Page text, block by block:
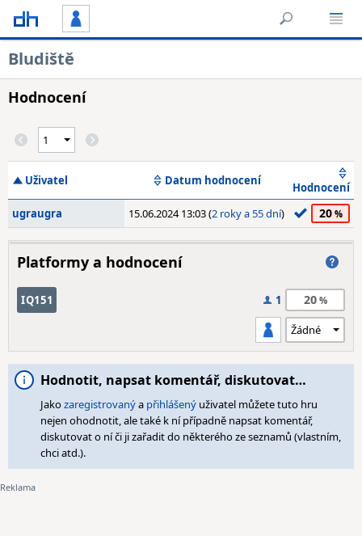
Bludiště
Hodnocení
Uživatel Datum hodnocení
Hodnocení
ugraugra
15.06.2024 13:03 (2 roky a 55 dní) 20
Platformy a hodnocení
IQ151 1 20
Hodnotit, napsat komentář, diskutovat…
Jakozaregistrovanýa přihlášený uživatel můžete tuto hru
nejen ohodnotit, ale také k ní případně napsat komentář,
diskutovat o ní či ji zařadit do některého ze seznamů (vlastním,
chci atd.).